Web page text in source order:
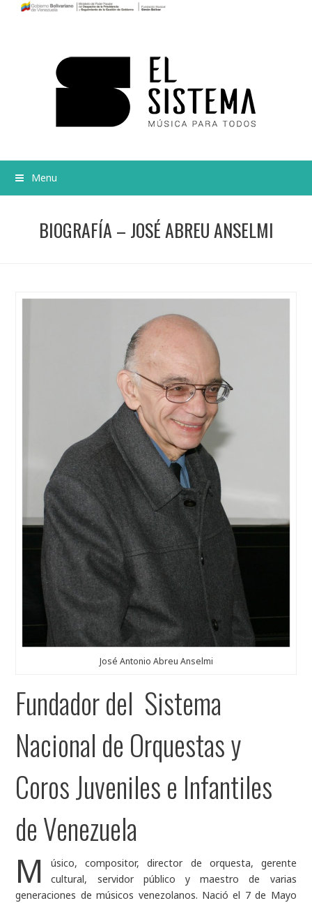
Menu
BIOGRAFÍA – JOSÉ ABREU ANSELMI
José Antonio Abreu Anselmi
Fundador del Sistema
Nacional de Orquestas y
Coros Juveniles e Infantiles
de Venezuela
M
úsico, compositor, director de orquesta, gerente
cultural, servidor público y maestro de varias
generaciones de músicos venezolanos. Nació el 7 de Mayo